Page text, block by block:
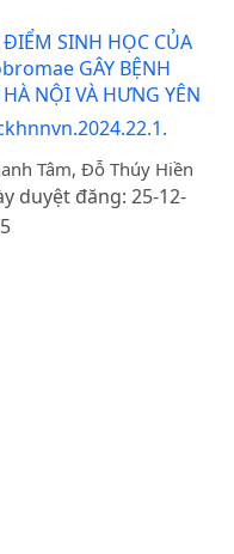
SINH HỌC CỦA
GÂY BỆNH
NỘI VÀ HƯNG YÊN
Tâm, Đỗ Thúy Hiền
duyệt đăng: 25-12-